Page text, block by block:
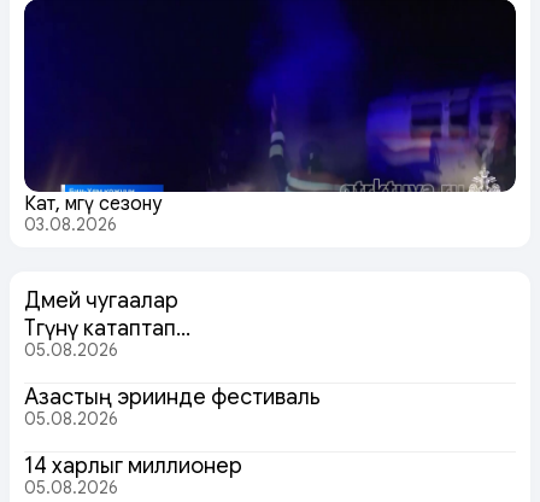
Кат, мөөгү сезону
03.08.2026
Дөмей чугаалар
Төөгүнү катаптап…
05.08.2026
Азастың эриинде фестиваль
05.08.2026
14 харлыг миллионер
05.08.2026